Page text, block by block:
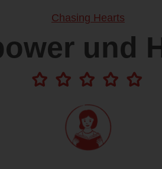
Chasing Hearts
und